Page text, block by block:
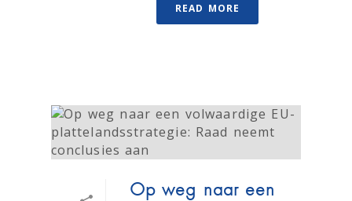
READ MORE
Op weg naar een